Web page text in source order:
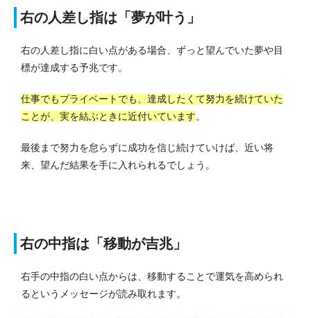
右の人差し指は「夢が叶う」
右の人差し指に白い点がある場合、ずっと望んでいた夢や目
標が達成する予兆です。
仕事でもプライベートでも、達成したくて努力を続けていた
ことが、実を結ぶときに近付いています。
最後まで努力を怠らずに成功を信じ続けていけば、近い将
来、望んだ結果を手に入れられるでしょう。
右の中指は「移動が吉兆」
右手の中指の白い点からは、移動することで運気を高められ
るというメッセージが読み取れます。